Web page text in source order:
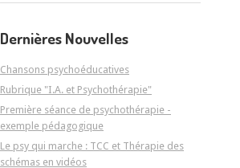
Dernières Nouvelles
Chansons psychoéducatives
Rubrique "I.A. et Psychothérapie"
Première séance de psychothérapie -
exemple pédagogique
Le psy qui marche : TCC et Thérapie des
schémas en vidéos